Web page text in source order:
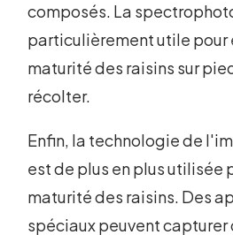
composés. La
particulièrement utile pour
maturité des raisins sur
récolter.
Enfin, la technologie de
est de plus en plus utilisée
maturité des raisins. Des
spéciaux peuvent capturer